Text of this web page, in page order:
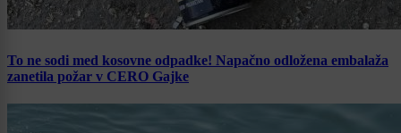
To ne sodi med kosovne odpadke! Napačno odložena embalaža
zanetila požar v CERO Gajke